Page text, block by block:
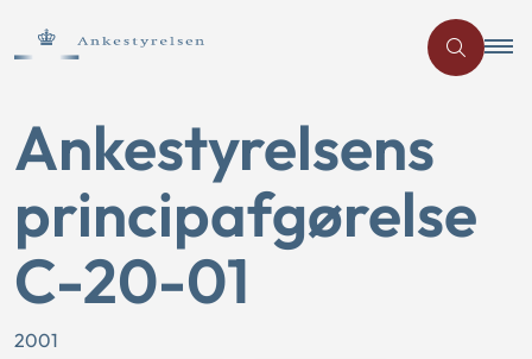
Ankestyrelsens
principafgørelse
C-20-01
2001